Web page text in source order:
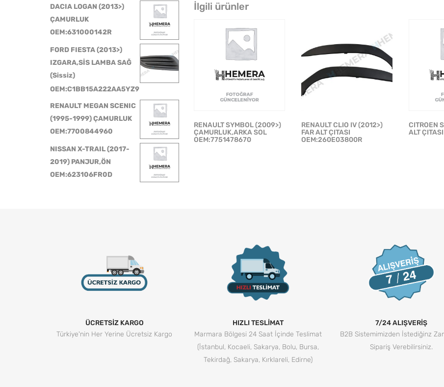
DACIA LOGAN (2013>)
ÇAMURLUK
OEM:631000142R
FORD FIESTA (2013>)
IZGARA,SİS LAMBA SAĞ
(Sissiz)
OEM:C1BB15A222AA5YZ9
RENAULT MEGAN SCENIC
(1995-1999) ÇAMURLUK
OEM:7700844960
NISSAN X-TRAIL (2017-
2019) PANJUR,ÖN
OEM:623106FR0D
İlgili ürünler
RENAULT SYMBOL (2009>)
ÇAMURLUK,ARKA SOL
OEM:7751478670
RENAULT CLIO IV (2012>)
FAR ALT ÇITASI
OEM:260E03800R
CITROEN
ALT
ÜCRETSİZ KARGO
Türkiye'nin Her Yerine Ücretsiz Kargo
HIZLI TESLİMAT
Marmara Bölgesi 24 Saat İçinde Teslimat
(İstanbul, Kocaeli, Sakarya, Bolu, Bursa,
Tekirdağ, Sakarya, Kırklareli, Edirne)
7/24 ALIŞVERİŞ
B2B Sistemimizden İstediğinz
Sipariş Verebilirsiniz.